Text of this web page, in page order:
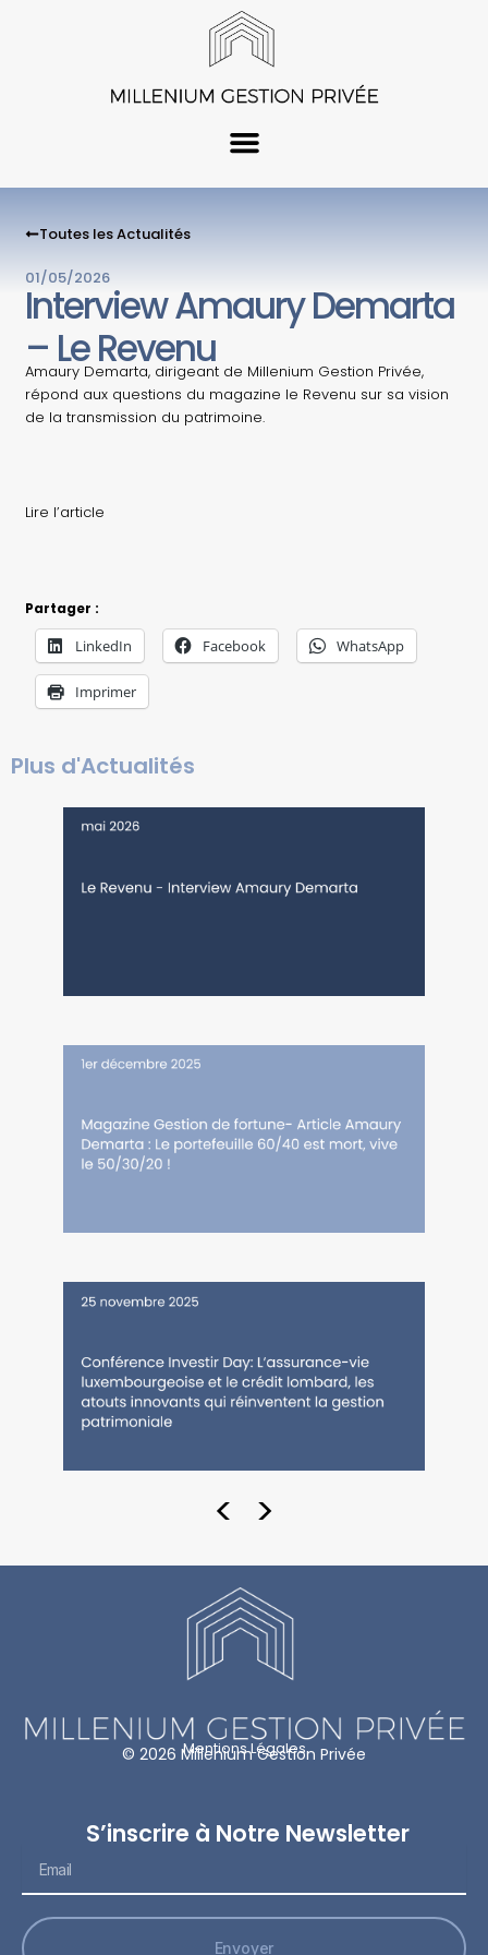
Toutes les Actualités
01/05/2026
Interview Amaury Demarta
– Le Revenu
Amaury Demarta, dirigeant de Millenium Gestion Privée,
répond aux questions du magazine le Revenu sur sa vision
de la transmission du patrimoine.
Lire l’article
Partager :
LinkedIn Facebook WhatsApp
Imprimer
Plus d'Actualités
< >
Mentions Légales
© 2026 Millenium Gestion Privée
S’inscrire à Notre Newsletter
Envoyer